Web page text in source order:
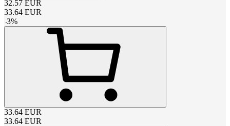
32.57 EUR
33.64 EUR
-3%
33.64 EUR
33.64 EUR